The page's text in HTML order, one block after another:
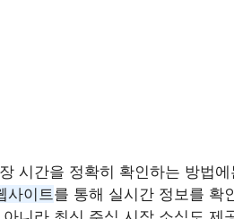
시간을 정확히 확인하는 방법
사이트를 통해 실시간 정보를 확